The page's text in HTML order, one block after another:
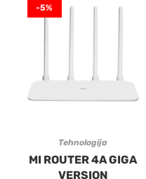
-5%
Tehnologija
MI ROUTER 4A GIGA
VERSION